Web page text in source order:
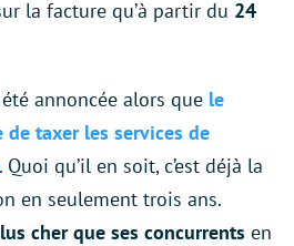
la facture qu’à partir du 24
annoncée alors que le
taxer les services de
. Quoi qu’il en soit, c’est déjà la
en seulement trois ans.
cher que ses concurrents en